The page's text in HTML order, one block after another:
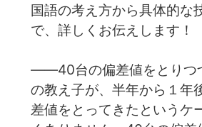
国語の考え方から具体的な
で、詳しくお伝えします！
――40台の偏差値をとりつ
の教え子が、半年から１年
差値をとってきたというケ